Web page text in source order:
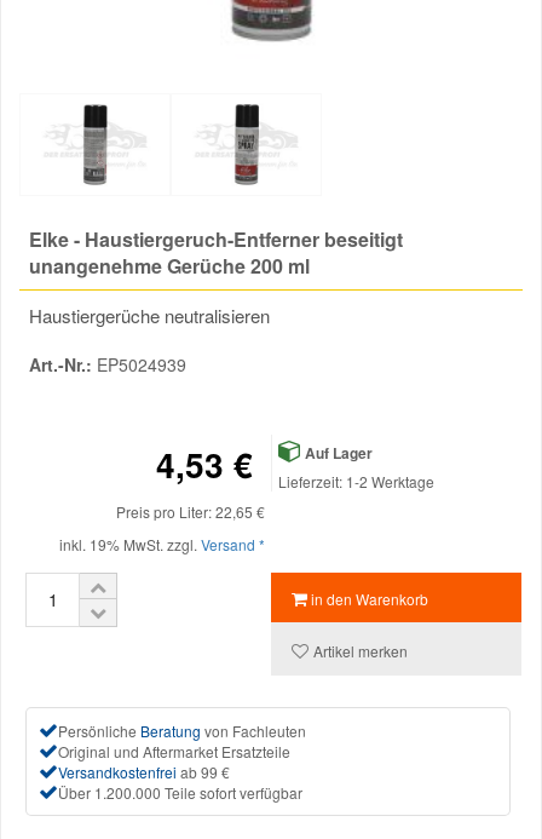
Elke - Haustiergeruch-Entferner beseitigt
unangenehme Gerüche 200 ml
Haustiergerüche neutralisieren
Art.-Nr.: EP5024939
4,53 €
Preis pro Liter: 22,65 €
inkl. 19% MwSt. zzgl. Versand *
Auf Lager
Lieferzeit: 1-2 Werktage
in den Warenkorb
Artikel merken
Persönliche Beratung von Fachleuten
Original und Aftermarket Ersatzteile
Versandkostenfrei ab 99 €
Über 1.200.000 Teile sofort verfügbar
Zündanlage und Glühanlage
Reparatur-Zubehör
Karosserie Werkzeug
Werkstattbedarf
Winter-Autozubehör
Daihatsu Ersatzteile
Dodge Ersatzteile
Honda Ersatzteile
Hyundai Ersatzteile
Kia Ersatzteile
Lancia Ersatzteile
Mazda Ersatzteile
Mini Ersatzteile
Mitsubishi Ersatzteile